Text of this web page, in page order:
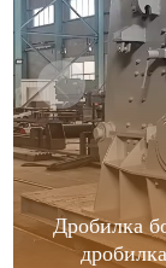
Дробилка